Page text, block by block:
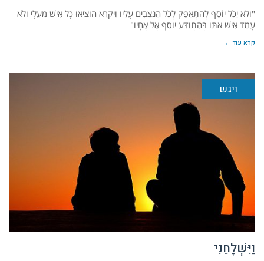
"וְלֹא יָכֹל יוֹסֵף לְהִתְאַפֵּק לְכֹל הַנִּצָּבִים עָלָיו וַיִּקְרָא הוֹצִיאוּ כָל אִישׁ מֵעָלָי וְלֹא
עָמַד אִישׁ אִתּוֹ בְּהִתְוַדַּע יוֹסֵף אֶל אֶחָיו"
קרא עוד ←
ויגש
וַיִּשְׁלָחֵנִי